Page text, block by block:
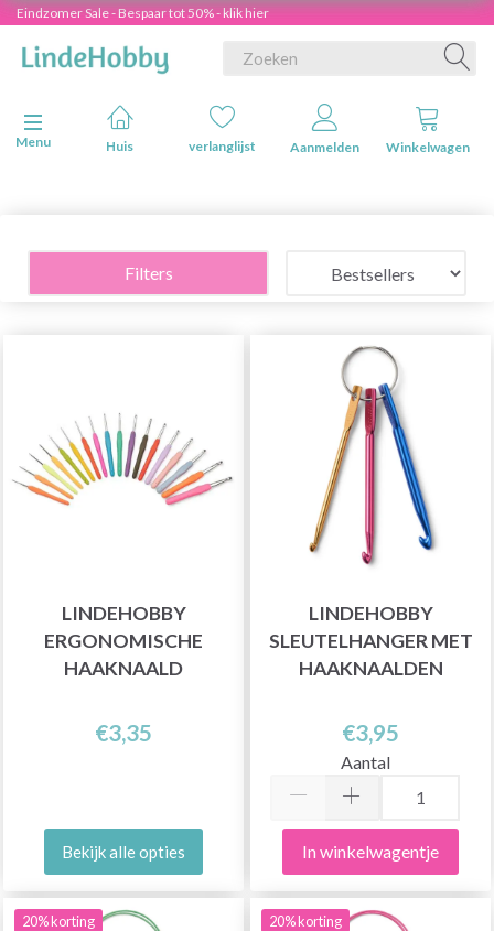
Eindzomer Sale - Bespaar tot 50% - klik hier
Navigatie in-/uitschakelen
Menu
Huis verlanglijst Aanmelden Winkelwagen
Filters
LINDEHOBBY
ERGONOMISCHE
HAAKNAALD
€3,35
Bekijk alle opties
LINDEHOBBY
SLEUTELHANGER MET
HAAKNAALDEN
€3,95
Aantal
In winkelwagentje
20% korting 20% korting